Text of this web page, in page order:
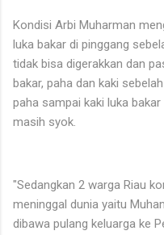
Kondisi Arbi Muharman
luka bakar di pinggang
tidak bisa digerakkan dan
bakar, paha dan kaki
paha sampai kaki luka
masih syok.
"Sedangkan 2 warga Riau
meninggal dunia yaitu
dibawa pulang keluarga ke